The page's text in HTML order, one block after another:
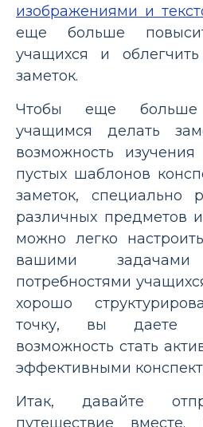
изображениями и
еще больше
учащихся и
заметок.
Чтобы еще
учащимся делать
возможность
пустых шаблонов
заметок, специально
различных предметов
можно легко
вашими
потребностями
хорошо
точку, вы даете
возможность стать
эффективными
Итак, давайте
путешествие вместе.